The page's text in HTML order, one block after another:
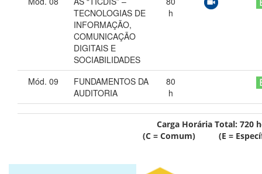
TECNOLOGIAS DE
INFORMAÇÃO,
COMUNICAÇÃO
DIGITAIS E
SOCIABILIDADES
h
Mód. 09
FUNDAMENTOS DA
AUDITORIA
80
h
Carga Horária Total: 720
(C = Comum) (E =